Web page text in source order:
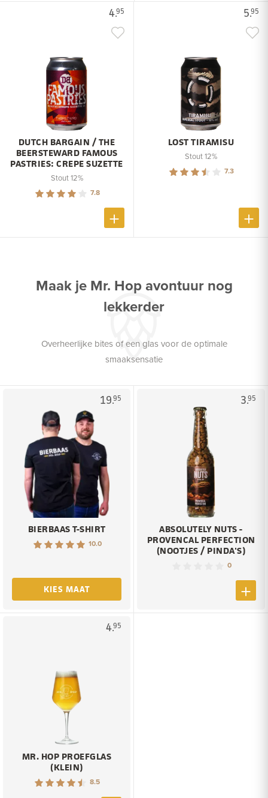
4.95
DUTCH BARGAIN / THE
BEERSTEWARD FAMOUS
PASTRIES: CREPE SUZETTE
Stout 12%
7.8
5.95
LOST TIRAMISU
Stout 12%
7.3
Maak je Mr. Hop avontuur nog
lekkerder
Overheerlijke bites of een glas voor de optimale
smaaksensatie
19.95
BIERBAAS T-SHIRT
10.0
KIES MAAT
3.95
ABSOLUTELY NUTS -
PROVENCAL PERFECTION
(NOOTJES / PINDA'S)
0
4.95
MR. HOP PROEFGLAS
(KLEIN)
8.5